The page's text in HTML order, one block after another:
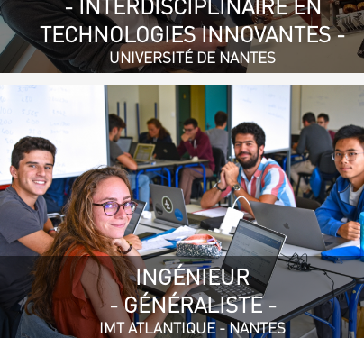
- INTERDISCIPLINAIRE EN
TECHNOLOGIES INNOVANTES -
UNIVERSITÉ DE NANTES
INGÉNIEUR
- GÉNÉRALISTE -
IMT ATLANTIQUE - NANTES